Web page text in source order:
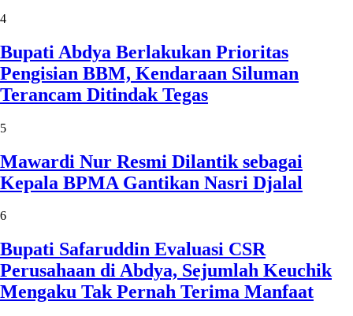
4
Bupati Abdya Berlakukan Prioritas
Pengisian BBM, Kendaraan Siluman
Terancam Ditindak Tegas
5
Mawardi Nur Resmi Dilantik sebagai
Kepala BPMA Gantikan Nasri Djalal
6
Bupati Safaruddin Evaluasi CSR
Perusahaan di Abdya, Sejumlah Keuchik
Mengaku Tak Pernah Terima Manfaat